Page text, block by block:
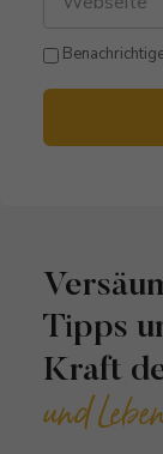
Tipps
Kraft
und